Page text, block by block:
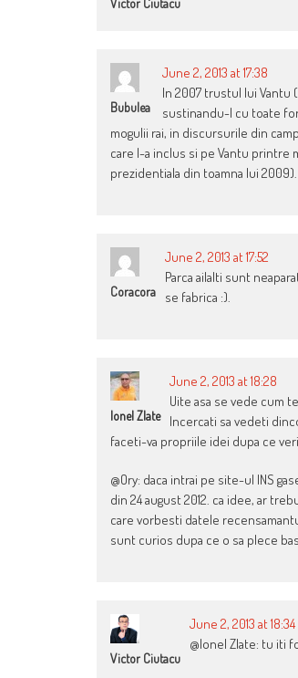
Victor Ciutacu
Bubulea
June 2, 2013 at 17:38
In 2007 trustul lui Vantu
sustinandu-l cu toate
mogulii rai, in discursurile din
care l-a inclus si pe Vantu printre
prezidentiala din toamna lui 2009).
Coracora
June 2, 2013 at 17:52
Parca ailalti sunt
se fabrica :).
Ionel Zlate
June 2, 2013 at 18:28
Uite asa se vede cum
Incercati sa vedeti
faceti-va propriile idei dupa ce
@Ory: daca intrai pe site-ul INS
din 24 august 2012. ca idee, ar
care vorbesti datele
sunt curios dupa ce o sa plece
Victor Ciutacu
June 2, 2013 at 18:34
@Ionel Zlate: tu iti